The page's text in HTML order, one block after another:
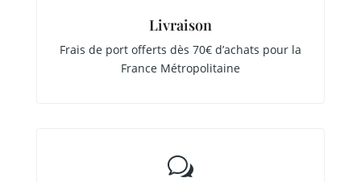
Livraison
Frais de port offerts dès 70€ d’achats pour la
France Métropolitaine
w